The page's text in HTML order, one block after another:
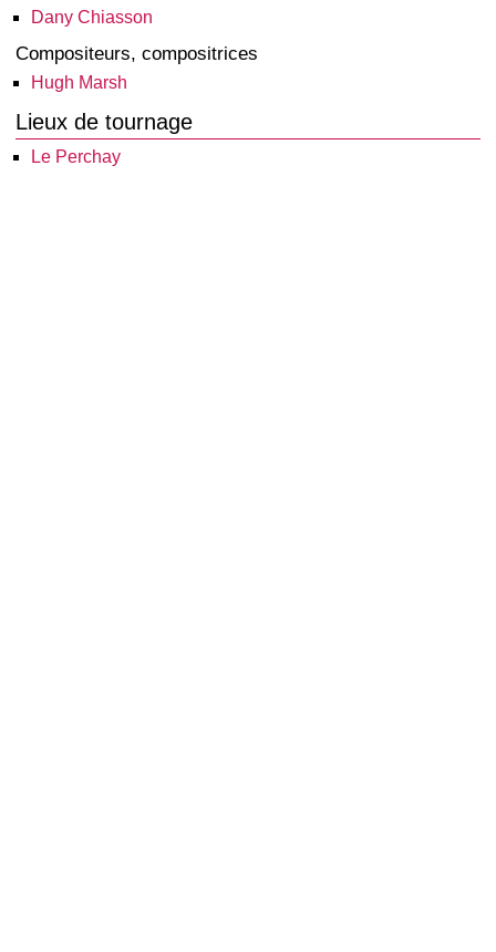
Dany Chiasson
Compositeurs, compositrices
Hugh Marsh
Lieux de tournage
Le Perchay